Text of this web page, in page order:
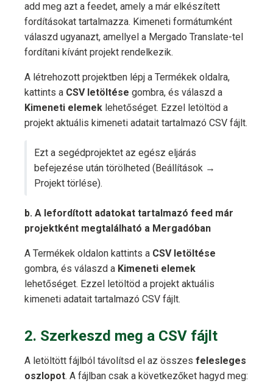
add meg azt a feedet, amely a már elkészített
fordításokat tartalmazza. Kimeneti formátumként
válaszd ugyanazt, amellyel a Mergado Translate-tel
fordítani kívánt projekt rendelkezik.
A létrehozott projektben lépj a Termékek oldalra,
kattints a CSV letöltése gombra, és válaszd a
Kimeneti elemek lehetőséget. Ezzel letöltöd a
projekt aktuális kimeneti adatait tartalmazó CSV fájlt.
Ezt a segédprojektet az egész eljárás
befejezése után törölheted (Beállítások →
Projekt törlése).
b. A lefordított adatokat tartalmazó feed már
projektként megtalálható a Mergadóban
A Termékek oldalon kattints a CSV letöltése
gombra, és válaszd a Kimeneti elemek
lehetőséget. Ezzel letöltöd a projekt aktuális
kimeneti adatait tartalmazó CSV fájlt.
2. Szerkeszd meg a CSV fájlt
A letöltött fájlból távolítsd el az összes felesleges
oszlopot. A fájlban csak a következőket hagyd meg: